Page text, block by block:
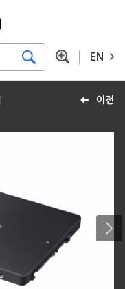
EN
이전